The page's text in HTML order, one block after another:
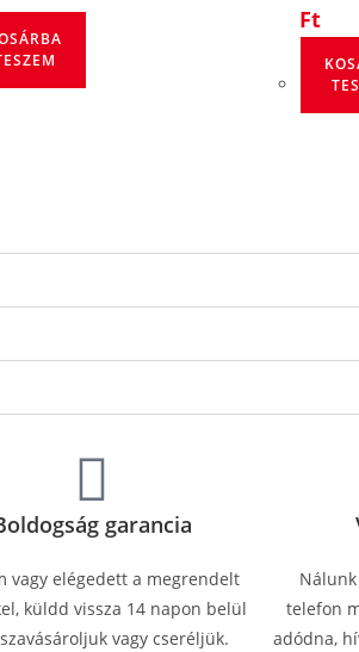
Ft
garancia
vagy elégedett a megrendelt
küldd vissza 14 napon belül
vagy cseréljük.
telefon
adódna,